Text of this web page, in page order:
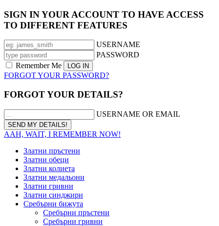
SIGN IN YOUR ACCOUNT TO HAVE ACCESS
TO DIFFERENT FEATURES
USERNAME
PASSWORD
Remember Me
FORGOT YOUR PASSWORD?
FORGOT YOUR DETAILS?
USERNAME OR EMAIL
AAH, WAIT, I REMEMBER NOW!
Златни пръстени
Златни обеци
Златни колиета
Златни медальони
Златни гривни
Златни синджири
Сребърни бижута
Сребърни пръстени
Сребърни гривни